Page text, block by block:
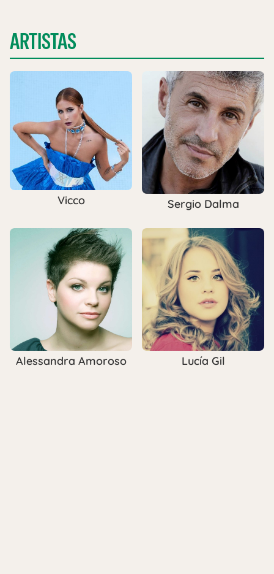
ARTISTAS
Vicco Sergio Dalma
Alessandra Amoroso Lucía Gil